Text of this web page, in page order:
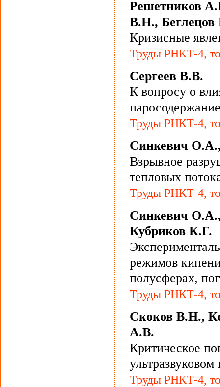
Решетников
В.Н.,
Кризисные
Труды РНКТ-4,
Сергеев В.В.
К вопросу о
Труды РНКТ-4,
Синкевич
Взрывное
тепловых
Труды РНКТ-4,
Синкевич
Кубриков К.Г.
режимов
полусферах,
Труды РНКТ-4,
Скоков В.Н.,
А.В.
Критическое
ультразвуковом
Труды РНКТ-4,